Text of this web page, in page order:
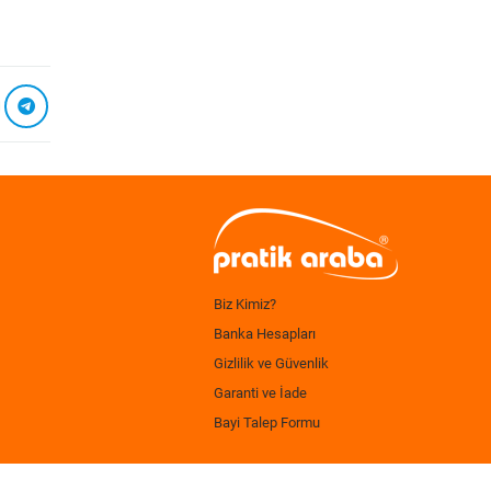
Biz Kimiz?
Banka Hesapları
Gizlilik ve Güvenlik
Garanti ve İade
Bayi Talep Formu